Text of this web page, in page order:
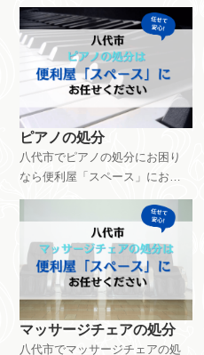
は8,800円～で対応できます。サ
イズや搬出環境などによって料
金設定は異なります。ご相談・
見積もりは無料です。お気軽に
お問い合わせください。
ピアノの処分
八代市でピアノの処分にお困り
なら便利屋「スペース」にお任
イズや製造メーカ－、搬出環
境、状態などによって料金設定
は異なります。ご相談・見積も
りは無料です。お気軽にお問い
マッサージチェアの処分
八代市でマッサージチェアの処